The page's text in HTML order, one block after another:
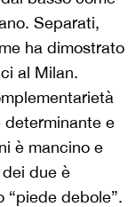
Separati,
ha dimostrato
al Milan.
determinante e
è mancino e
due è
debole”.